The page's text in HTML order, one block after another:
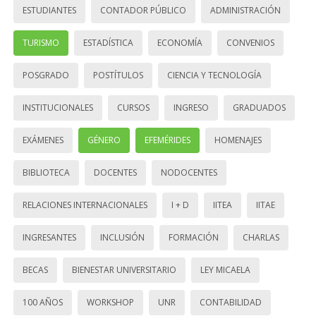
ESTUDIANTES CONTADOR PÚBLICO ADMINISTRACIÓN
TURISMO ESTADÍSTICA ECONOMÍA CONVENIOS
POSGRADO POSTÍTULOS CIENCIA Y TECNOLOGÍA
INSTITUCIONALES CURSOS INGRESO GRADUADOS
EXÁMENES GÉNERO EFEMÉRIDES HOMENAJES
BIBLIOTECA DOCENTES NODOCENTES
RELACIONES INTERNACIONALES I + D IITEA IITAE
INGRESANTES INCLUSIÓN FORMACIÓN CHARLAS
BECAS BIENESTAR UNIVERSITARIO LEY MICAELA
100 AÑOS WORKSHOP UNR CONTABILIDAD